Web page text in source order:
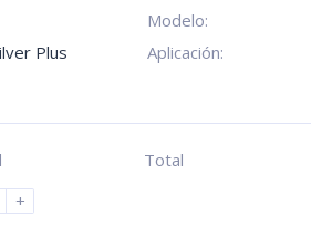
Modelo:
Plus Aplicación:
+
Total